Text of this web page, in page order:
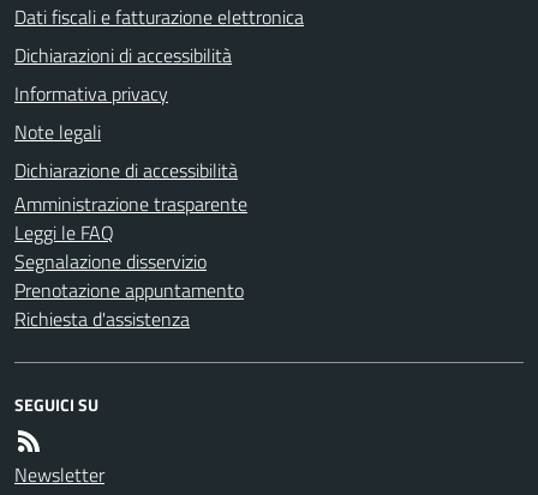
Dati fiscali e fatturazione elettronica
Dichiarazioni di accessibilità
Informativa privacy
Note legali
Dichiarazione di accessibilità
Amministrazione trasparente
Leggi le FAQ
Segnalazione disservizio
Prenotazione appuntamento
Richiesta d'assistenza
SEGUICI SU
Newsletter